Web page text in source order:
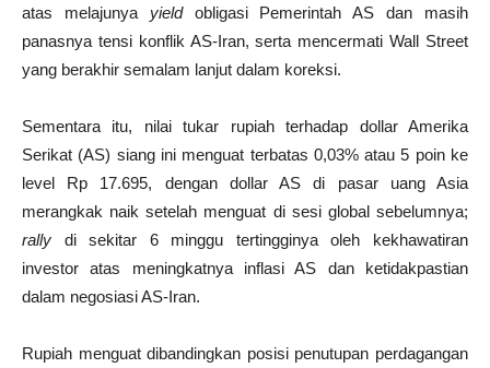
atas melajunya yieldobligasi Pemerintah AS dan masih
panasnya tensi konflik AS-Iran, serta mencermati Wall Street
yang berakhir semalam lanjut dalam koreksi.
Sementara itu, nilai tukar rupiah terhadap dollar Amerika
Serikat (AS) siang ini menguat terbatas 0,03% atau 5 poin ke
level Rp 17.695, dengan dollar AS di pasar uang Asia
merangkak naik setelah menguat di sesi global sebelumnya;
rally di sekitar 6 minggu tertingginya oleh kekhawatiran
investor atas meningkatnya inflasi AS dan ketidakpastian
dalam negosiasi AS-Iran.
Rupiah menguat dibandingkan posisi penutupan perdagangan